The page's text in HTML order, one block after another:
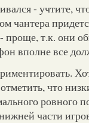
- учтите,
чантера
проще, т.к. они
вполне все
что
ровного
части